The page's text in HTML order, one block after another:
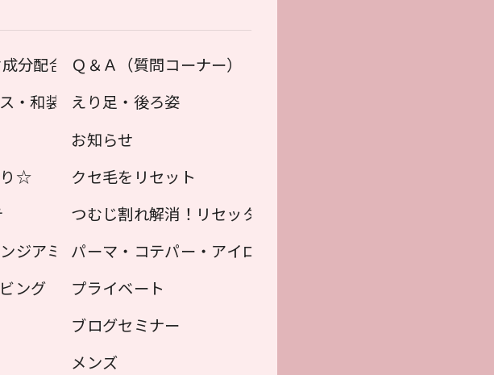
分配合！オーガニックカラー
Ｑ＆Ａ（質問コーナー）
・和装用 えり足と背中
えり足・後ろ姿
お知らせ
り☆
クセ毛をリセット
つむじ割れ解消！リセッター
ジアミン ヘアカラー）
パーマ・コテパー・アイロンパーマ・縮毛矯正
ング
プライベート
ブログセミナー
メンズ